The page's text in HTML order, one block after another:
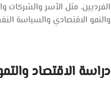
الفرديين، مثل الأسر والشركات
والنمو الاقتصادي والسياسة
دراسة الاقتصاد